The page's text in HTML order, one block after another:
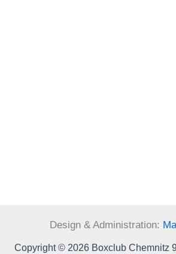
Design & Administration:
Copyright © 2026 Boxclub Chemnitz